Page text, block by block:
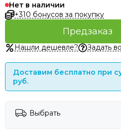
Нет в наличии
+310 бонусов за покупку
Предзаказ
Нашли дешевле? Задать
Доставим бесплатно при
руб.
Выбрать